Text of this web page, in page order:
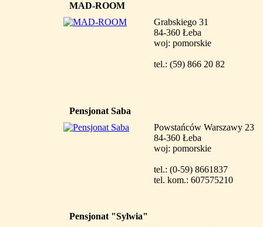
MAD-ROOM
Grabskiego 31
84-360 Łeba
woj: pomorskie
tel.: (59) 866 20 82
Pensjonat Saba
Powstańców Warszawy 23
84-360 Łeba
woj: pomorskie
tel.: (0-59) 8661837
tel. kom.: 607575210
Pensjonat "Sylwia"